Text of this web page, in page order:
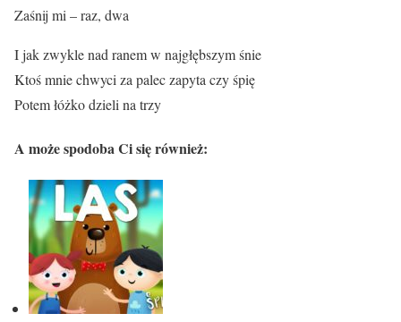
Zaśnij mi – raz, dwa
I jak zwykle nad ranem w najgłębszym śnie
Ktoś mnie chwyci za palec zapyta czy śpię
Potem łóżko dzieli na trzy
A może spodoba Ci się również: